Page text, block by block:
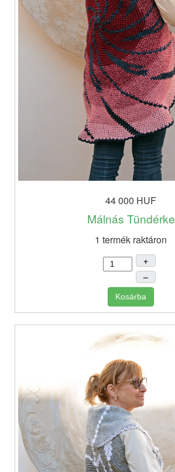
44 000 HUF
Málnás Tündérke
1 termék raktáron
+
–
Kosárba